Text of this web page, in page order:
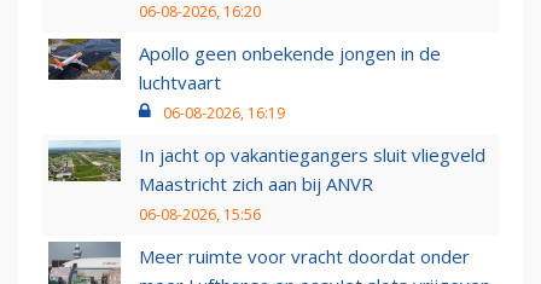
06-08-2026, 16:20
Apollo geen onbekende jongen in de
luchtvaart
06-08-2026, 16:19
In jacht op vakantiegangers sluit vliegveld
Maastricht zich aan bij ANVR
06-08-2026, 15:56
Meer ruimte voor vracht doordat onder